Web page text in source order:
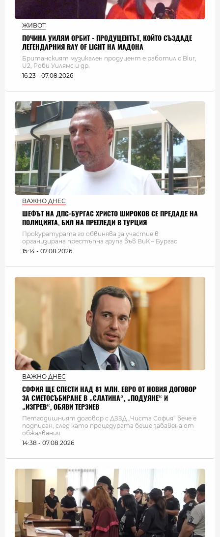
ЖИВОТ
ПОЧИНА УИЛЯМ ОРБИТ - ПРОДУЦЕНТЪТ, КОЙТО СЪЗДАДЕ
ЛЕГЕНДАРНИЯ RAY OF LIGHT НА МАДОНА
Британският музикален продуцент е работил с Blur,
U2, Роби Уилямс и др.
16:23 - 07.08.2026
ВАЖНО ДНЕС
ШЕФЪТ НА ДПС-БУРГАС ХРИСТО ШИРОКОВ СЕ ПРЕДАДЕ НА
ПОЛИЦИЯТА, БИЛ НА ПРЕГЛЕДИ В ТУРЦИЯ
Прокуратурата го обвинява за участие в
организирана престъпна група във ВиК – Бургас
15:14 - 07.08.2026
ВАЖНО ДНЕС
СОФИЯ ЩЕ СПЕСТИ НАД 81 МЛН. ЕВРО ОТ НОВИЯ ДОГОВОР
ЗА СМЕТОСЪБИРАНЕ В „СЛАТИНА“, „ПОДУЯНЕ“ И
„ИЗГРЕВ“, ОБЯВИ ТЕРЗИЕВ
Петгодишният договор с ДЗЗД „Чиста София“ вече е
подписан, след като процедурата беше забавена от
обжалвания
14:38 - 07.08.2026